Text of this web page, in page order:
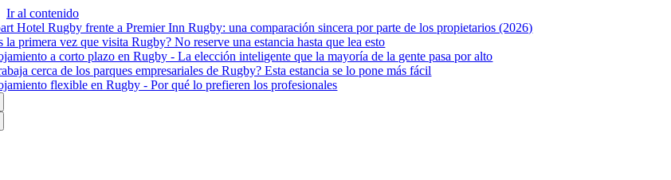
Ir al contenido
Hotel Rugby frente a Premier Inn Rugby: una comparación sincera por parte de los propietarios (2026)
la primera vez que visita Rugby? No reserve una estancia hasta que lea esto
a corto plazo en Rugby - La elección inteligente que la mayoría de la gente pasa por alto
cerca de los parques empresariales de Rugby? Esta estancia se lo pone más fácil
flexible en Rugby - Por qué lo prefieren los profesionales